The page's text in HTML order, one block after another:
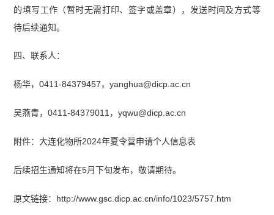
的填写工作（暂时无需打印、签字或盖章），发送时间及方式等
待后续通知。
四、联系人：
杨华，0411-84379457，yanghua@dicp.ac.cn
吴燕青，0411-84379011，yqwu@dicp.ac.cn
附件：大连化物所2024年夏令营申请个人信息表
后续招生通知将在5月下旬发布，敬请期待。
原文链接：http://www.gsc.dicp.ac.cn/info/1023/5757.htm